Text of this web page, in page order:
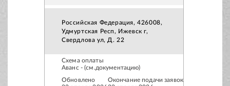
Российская Федерация, 426008,
Удмуртская Респ, Ижевск г,
Свердлова ул, Д. 22
Схема оплаты
Аванс - (см.документацию)
Обновлено
Окончание подачи заявок